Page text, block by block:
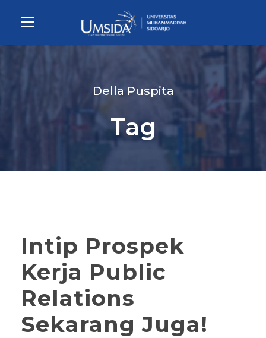
Della Puspita
Tag
Intip Prospek
Kerja Public
Relations
Sekarang Juga!